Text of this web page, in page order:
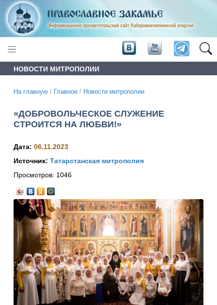
НОВОСТИ МИТРОПОЛИИ
На главную / Главное / Новости митрополии
«ДОБРОВОЛЬЧЕСКОЕ СЛУЖЕНИЕ
СТРОИТСЯ НА ЛЮБВИ!»
Дата: 06.11.2023
Источник: Татарстанская митрополия
Просмотров: 1046